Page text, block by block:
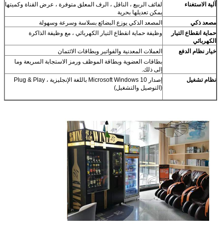
آلية الاستغناء
لفائف الربيع ، الناقل ، الرف المعلق متوفرة ، عرض القناة وكميتها
يمكن تعديلها بحرية
مصعد ذكي
المصعد الذكي يوزع البضائع بسلاسة وسرعة وسهولة
حماية انقطاع التيار
الكهربائي
وظيفة حماية انقطاع التيار الكهربائي ، مع وظيفة الذاكرة
خيار نظام الدفع
العملات المعدنية والفواتير وبطاقات الائتمان
بطاقات العضوية وبطاقة الموظف ورمز الاستجابة السريعة وما
إلى ذلك.
نظام تشغيل
إصدار Microsoft Windows 10 باللغة الإنجليزية ، Plug & Play
(التوصيل والتشغيل)